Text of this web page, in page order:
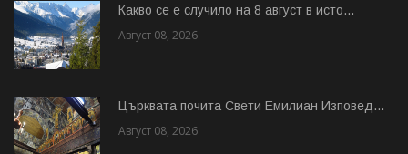
Какво се е случило на 8 август в исто...
Август 08, 2026
Църквата почита Свeти Емилиан Изповед...
Август 08, 2026